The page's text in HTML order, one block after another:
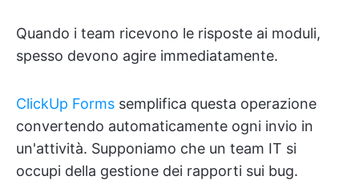
Quando i team ricevono le risposte ai moduli,
spesso devono agire immediatamente.
ClickUp Forms semplifica questa operazione
convertendo automaticamente ogni invio in
un'attività. Supponiamo che un team IT si
occupi della gestione dei rapporti sui bug.